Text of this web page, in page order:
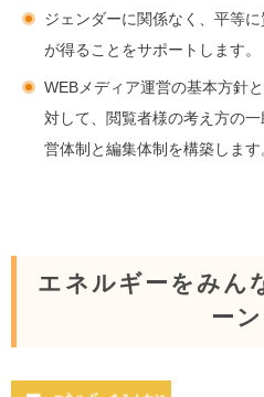
ジェンダーに関係なく、平等
が得ることをサポートします。
WEBメディア運営の基本方針
対して、閲覧者様の考え方の
営体制と編集体制を構築します
エネルギーをみん
ー